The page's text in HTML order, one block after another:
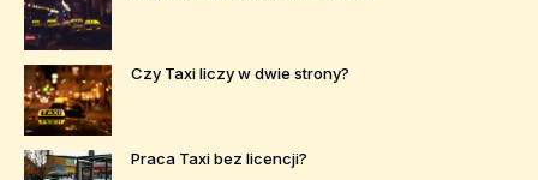
Czy Taxi liczy w dwie strony?
Praca Taxi bez licencji?